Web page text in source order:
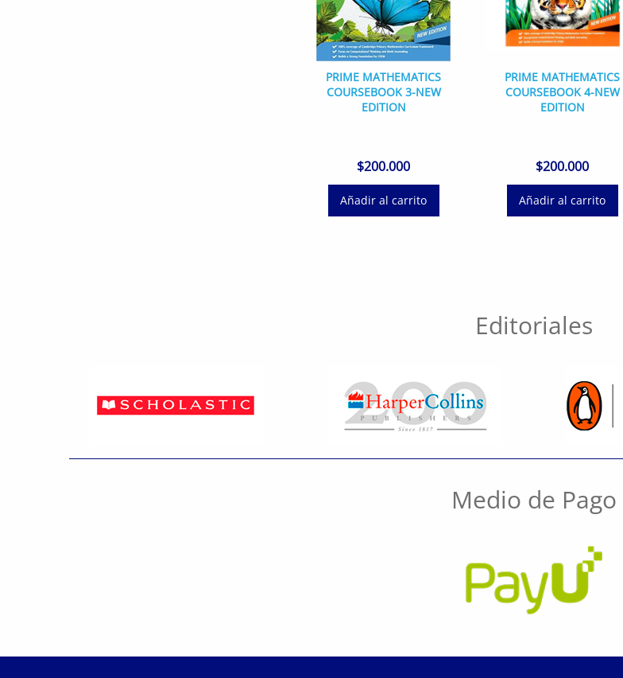
PRIME MATHEMATICS
COURSEBOOK 3-NEW
EDITION
$200.000
Añadir al carrito
PRIME MATHEMATICS
COURSEBOOK 4-NEW
EDITION
$200.000
Añadir al carrito
Editoriales
Medio de Pago